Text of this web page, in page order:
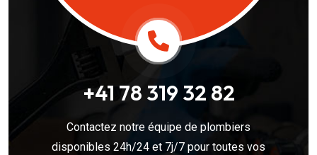
+41 78 319 32 82
Contactez notre équipe de plombiers
disponibles 24h/24 et 7j/7 pour toutes vos